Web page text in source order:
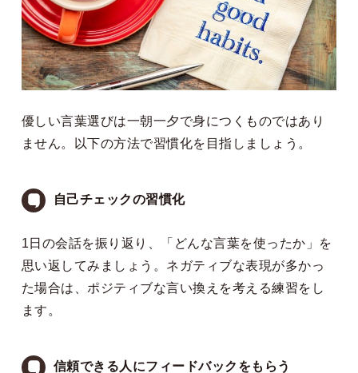
優しい言葉選びは一朝一夕で身につくものではあり
ません。以下の方法で習慣化を目指しましょう。
自己チェックの習慣化
1日の会話を振り返り、「どんな言葉を使ったか」を
思い返してみましょう。ネガティブな表現が多かっ
た場合は、ポジティブな言い換えを考える練習をし
ます。
信頼できる人にフィードバックをもらう